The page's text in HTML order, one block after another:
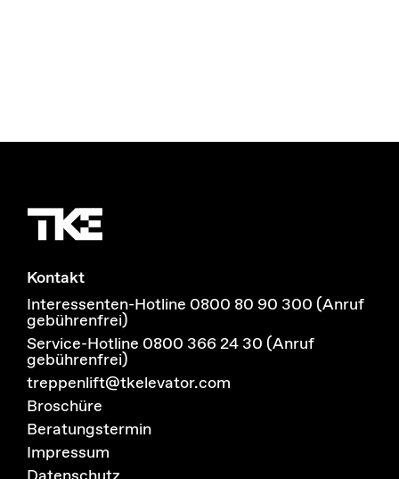
Kontakt
Interessenten-Hotline 0800 80 90 300 (Anruf
gebührenfrei)
Service-Hotline 0800 366 24 30 (Anruf
gebührenfrei)
treppenlift@tkelevator.com
Broschüre
Beratungstermin
Impressum